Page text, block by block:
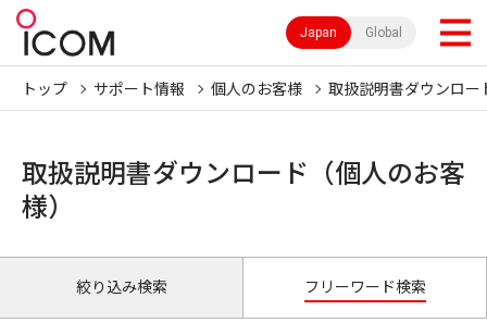
Japan Global
トップ サポート情報 個人のお客様 取扱説明書ダウンロー
取扱説明書ダウンロード（個人のお客
様）
絞り込み検索 フリーワード検索